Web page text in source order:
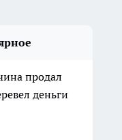
продал
деньги